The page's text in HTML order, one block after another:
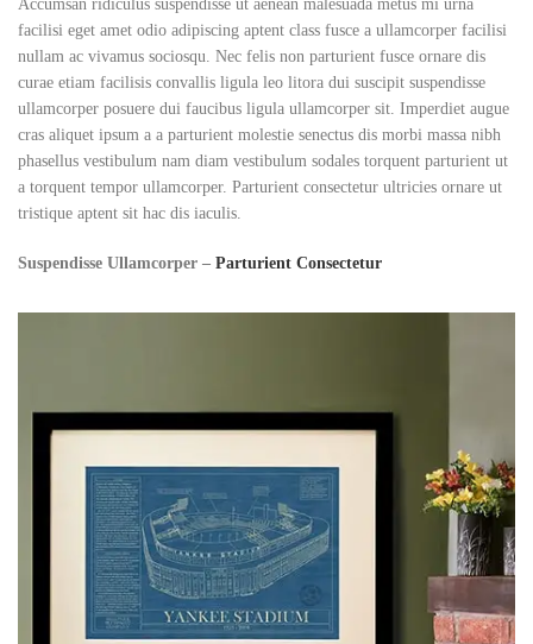
Accumsan ridiculus suspendisse ut aenean malesuada metus mi urna
facilisi eget amet odio adipiscing aptent class fusce a ullamcorper facilisi
nullam ac vivamus sociosqu. Nec felis non parturient fusce ornare dis
curae etiam facilisis convallis ligula leo litora dui suscipit suspendisse
ullamcorper posuere dui faucibus ligula ullamcorper sit. Imperdiet augue
cras aliquet ipsum a a parturient molestie senectus dis morbi massa nibh
phasellus vestibulum nam diam vestibulum sodales torquent parturient ut
a torquent tempor ullamcorper. Parturient consectetur ultricies ornare ut
tristique aptent sit hac dis iaculis.
Suspendisse Ullamcorper – Parturient Consectetur